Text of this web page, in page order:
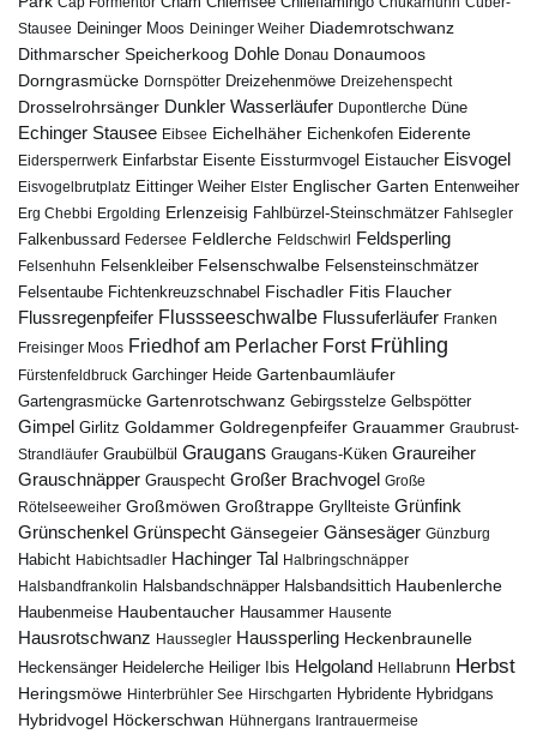
Stausee Deininger Moos Deininger Weiher Diademrotschwanz
Dithmarscher Speicherkoog Dohle Donau Donaumoos
Dorngrasmücke Dornspötter Dreizehenmöwe Dreizehenspecht
Drosselrohrsänger Dunkler Wasserläufer Dupontlerche Düne
Echinger Stausee Eibsee Eichelhäher Eichenkofen Eiderente
Eidersperrwerk Einfarbstar Eisente Eissturmvogel Eistaucher Eisvogel
Eisvogelbrutplatz Eittinger Weiher Elster Englischer Garten Entenweiher
Erg Chebbi Ergolding Erlenzeisig Fahlbürzel-Steinschmätzer Fahlsegler
Falkenbussard Federsee Feldlerche Feldschwirl Feldsperling
Felsenhuhn Felsenkleiber Felsenschwalbe Felsensteinschmätzer
Felsentaube Fichtenkreuzschnabel Fischadler Fitis Flaucher
Flussregenpfeifer Flussseeschwalbe Flussuferläufer Franken
Freisinger Moos Friedhof am Perlacher Forst Frühling
Fürstenfeldbruck Garchinger Heide Gartenbaumläufer
Gartengrasmücke Gartenrotschwanz Gebirgsstelze Gelbspötter
Gimpel Girlitz Goldammer Goldregenpfeifer Grauammer Graubrust-
Strandläufer Graubülbül Graugans Graugans-Küken Graureiher
Grauschnäpper Grauspecht Großer Brachvogel Große
Rötelseeweiher Großmöwen Großtrappe Gryllteiste Grünfink
Grünschenkel Grünspecht Gänsegeier Gänsesäger Günzburg
Habicht Habichtsadler Hachinger Tal Halbringschnäpper
Halsbandfrankolin Halsbandschnäpper Halsbandsittich Haubenlerche
Haubenmeise Haubentaucher Hausammer Hausente
Hausrotschwanz Haussegler Haussperling Heckenbraunelle
Heckensänger Heidelerche Heiliger Ibis Helgoland Hellabrunn Herbst
Heringsmöwe Hinterbrühler See Hirschgarten Hybridente Hybridgans
Hybridvogel Höckerschwan Hühnergans Irantrauermeise